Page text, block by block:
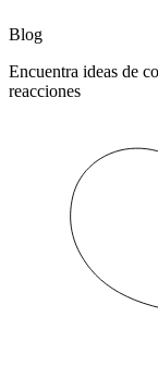
Blog
Encuentra ideas de
reacciones